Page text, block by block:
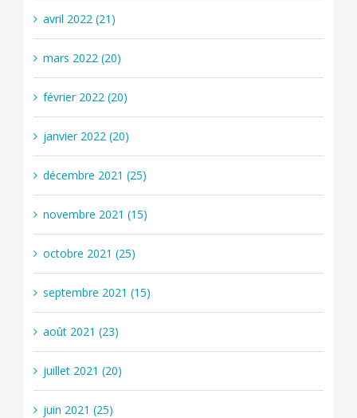
avril 2022 (21)
mars 2022 (20)
février 2022 (20)
janvier 2022 (20)
décembre 2021 (25)
novembre 2021 (15)
octobre 2021 (25)
septembre 2021 (15)
août 2021 (23)
juillet 2021 (20)
juin 2021 (25)